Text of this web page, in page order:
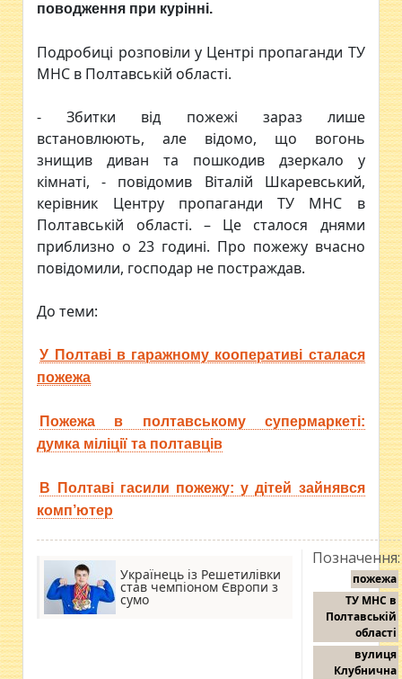
поводження при курінні.
Подробиці розповіли у Центрі пропаганди ТУ
МНС в Полтавській області.
- Збитки від пожежі зараз лише
встановлюють, але відомо, що вогонь
знищив диван та пошкодив дзеркало у
кімнаті, - повідомив Віталій Шкаревський,
керівник Центру пропаганди ТУ МНС в
Полтавській області. – Це сталося днями
приблизно о 23 годині. Про пожежу вчасно
повідомили, господар не постраждав.
До теми:
У Полтаві в гаражному кооперативі сталася
пожежа
Пожежа в полтавському супермаркеті:
думка міліції та полтавців
В Полтаві гасили пожежу: у дітей зайнявся
комп’ютер
Українець із Решетилівки
став чемпіоном Європи з
сумо
Позначення:
пожежа
ТУ МНС в
Полтавській
області
вулиця
Клубнична